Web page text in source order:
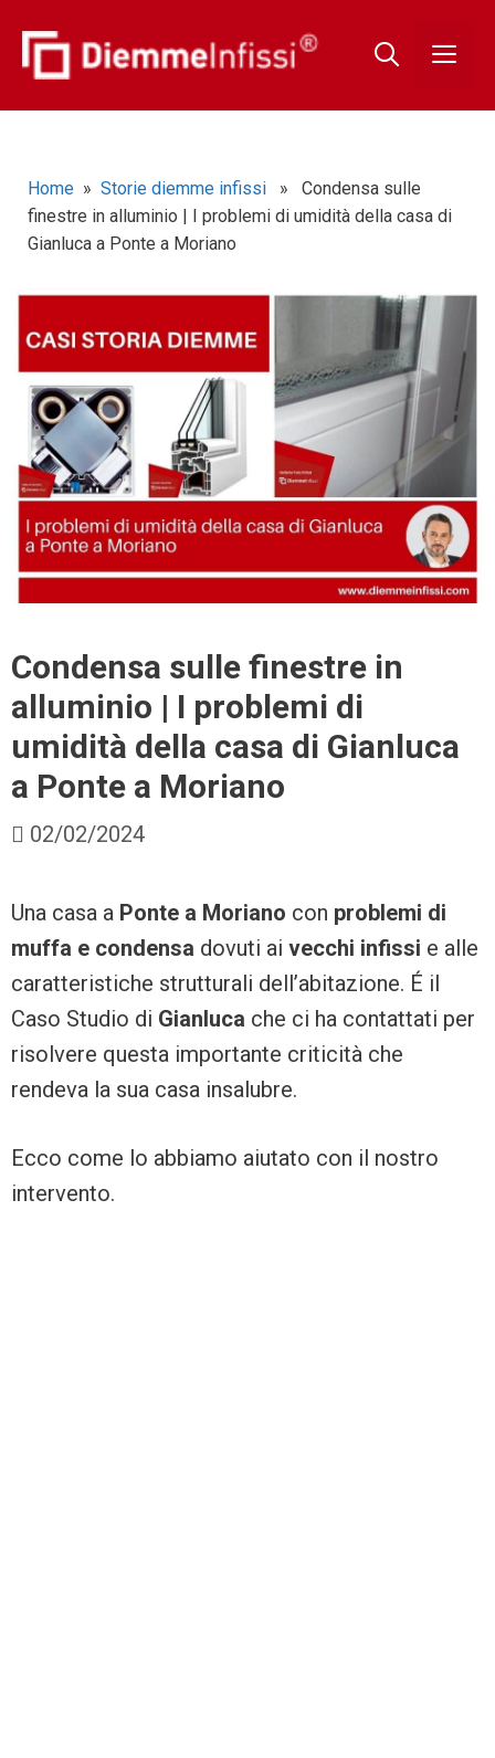
Home » Storie diemme infissi » Condensa sulle
finestre in alluminio | I problemi di umidità della casa di
Gianluca a Ponte a Moriano
Condensa sulle finestre in
alluminio | I problemi di
umidità della casa di Gianluca
a Ponte a Moriano
02/02/2024
Una casa a Ponte a Moriano con problemi di
muffa e condensa dovuti ai vecchi infissi e alle
caratteristiche strutturali dell’abitazione. É il
Caso Studio di Gianluca che ci ha contattati per
risolvere questa importante criticità che
rendeva la sua casa insalubre.
Ecco come lo abbiamo aiutato con il nostro
intervento.